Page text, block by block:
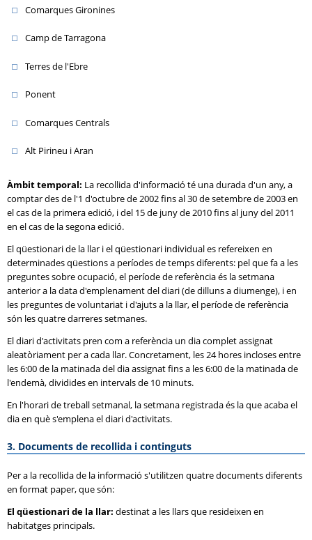
Comarques Gironines
Camp de Tarragona
Terres de l'Ebre
Ponent
Comarques Centrals
Alt Pirineu i Aran
Àmbit temporal: La recollida d'informació té una durada d'un any, a
comptar des de l'1 d'octubre de 2002 fins al 30 de setembre de 2003 en
el cas de la primera edició, i del 15 de juny de 2010 fins al juny del 2011
en el cas de la segona edició.
El qüestionari de la llar i el qüestionari individual es refereixen en
determinades qüestions a períodes de temps diferents: pel que fa a les
preguntes sobre ocupació, el període de referència és la setmana
anterior a la data d'emplenament del diari (de dilluns a diumenge), i en
les preguntes de voluntariat i d'ajuts a la llar, el període de referència
són les quatre darreres setmanes.
El diari d'activitats pren com a referència un dia complet assignat
aleatòriament per a cada llar. Concretament, les 24 hores incloses entre
les 6:00 de la matinada del dia assignat fins a les 6:00 de la matinada de
l'endemà, dividides en intervals de 10 minuts.
En l'horari de treball setmanal, la setmana registrada és la que acaba el
dia en què s'emplena el diari d'activitats.
3. Documents de recollida i continguts
Per a la recollida de la informació s'utilitzen quatre documents diferents
en format paper, que són:
El qüestionari de la llar: destinat a les llars que resideixen en
habitatges principals.